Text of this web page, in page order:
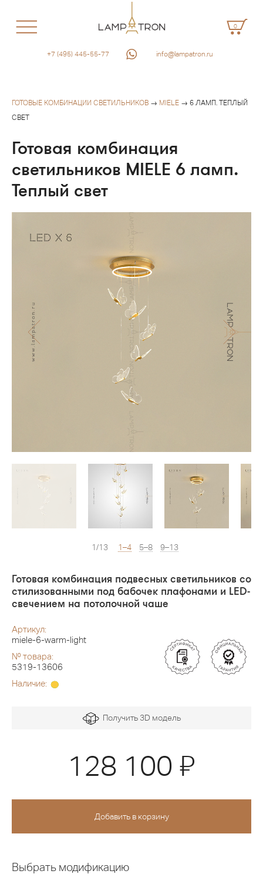
0
+7 (495) 445-55-77 info@lampatron.ru
ГОТОВЫЕ КОМБИНАЦИИ СВЕТИЛЬНИКОВ → MIELE → 6 ЛАМП. ТЕПЛЫЙ
СВЕТ
Готовая комбинация
светильников MIELE 6 ламп.
Теплый свет
1/13 1–4 5–8 9–13
Готовая комбинация подвесных светильников со
стилизованными под бабочек плафонами и LED-
свечением на потолочной чаше
Артикул:
miele-6-warm-light
№ товара:
5319-13606
Наличие:
Получить 3D модель
128 100 Я
Выбрать модификацию